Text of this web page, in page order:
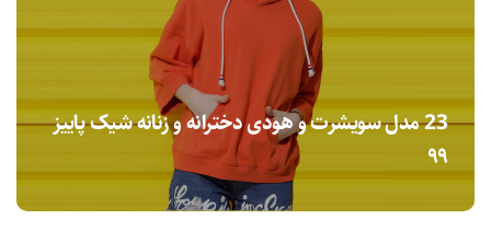
23 مدل سویشرت و هودی دخترانه و زنانه شیک پاییز
۹۹